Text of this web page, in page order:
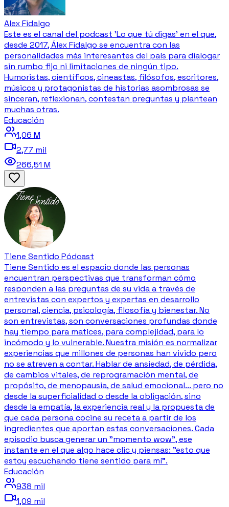
Alex Fidalgo
Este es el canal del podcast 'Lo que tú digas' en el que,
desde 2017, Álex Fidalgo se encuentra con las
personalidades más interesantes del país para dialogar
sin rumbo fijo ni limitaciones de ningún tipo.
Humoristas, científicos, cineastas, filósofos, escritores,
músicos y protagonistas de historias asombrosas se
sinceran, reflexionan, contestan preguntas y plantean
muchas otras.
Educación
1,06 M
2,77 mil
266,51 M
Tiene Sentido Pódcast
Tiene Sentido es el espacio donde las personas
encuentran perspectivas que transforman cómo
responden a las preguntas de su vida a través de
entrevistas con expertos y expertas en desarrollo
personal, ciencia, psicología, filosofía y bienestar. No
son entrevistas, son conversaciones profundas donde
hay tiempo para matices, para complejidad, para lo
incómodo y lo vulnerable. Nuestra misión es normalizar
experiencias que millones de personas han vivido pero
no se atreven a contar. Hablar de ansiedad, de pérdida,
de cambios vitales, de reprogramación mental, de
propósito, de menopausia, de salud emocional... pero no
desde la superficialidad o desde la obligación, sino
desde la empatía, la experiencia real y la propuesta de
que cada persona cocine su receta a partir de los
ingredientes que aportan estas conversaciones. Cada
episodio busca generar un "momento wow", ese
instante en el que algo hace clic y piensas: "esto que
estoy escuchando tiene sentido para mí".
Educación
938 mil
1,09 mil